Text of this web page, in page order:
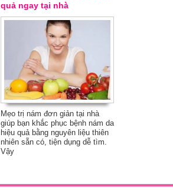
quả ngay tại nhà
Mẹo trị nám đơn giản tại nhà
giúp bạn khắc phục bệnh nám da
hiệu quả bằng nguyên liệu thiên
nhiên sẵn có, tiện dụng dễ tìm.
Vậy